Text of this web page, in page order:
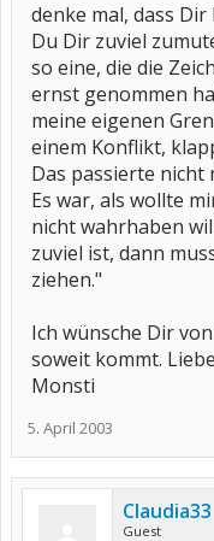
denke mal, dass
Du Dir zuviel
so eine, die die
ernst genommen
meine eigenen
einem Konflikt,
Das passierte nicht
Es war, als wollte
nicht wahrhaben
zuviel ist, dann
ziehen."
Ich wünsche Dir
soweit kommt.
Monsti
5. April 2003
Claudia33
Guest